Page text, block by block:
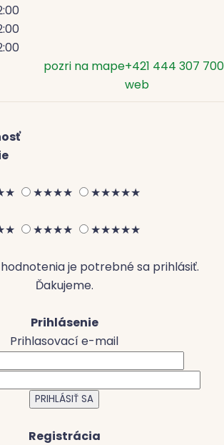
+421 444 307 700
web
pozri na mape
★ ★★★★ ★★★★★
★ ★★★★ ★★★★★
je potrebné sa prihlásiť.
Ďakujeme.
Prihlásenie
Prihlasovací e-mail
Registrácia